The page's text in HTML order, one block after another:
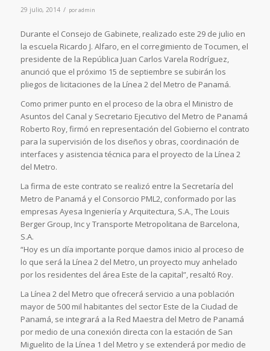
29 julio, 2014 / poradmin
Durante el Consejo de Gabinete, realizado este 29 de julio en
la escuela Ricardo J. Alfaro, en el corregimiento de Tocumen, el
presidente de la República Juan Carlos Varela Rodríguez,
anunció que el próximo 15 de septiembre se subirán los
pliegos de licitaciones de la Línea 2 del Metro de Panamá.
Como primer punto en el proceso de la obra el Ministro de
Asuntos del Canal y Secretario Ejecutivo del Metro de Panamá
Roberto Roy, firmó en representación del Gobierno el contrato
para la supervisión de los diseños y obras, coordinación de
interfaces y asistencia técnica para el proyecto de la Línea 2
del Metro.
La firma de este contrato se realizó entre la Secretaría del
Metro de Panamá y el Consorcio PML2, conformado por las
empresas Ayesa Ingeniería y Arquitectura, S.A., The Louis
Berger Group, Inc y Transporte Metropolitana de Barcelona,
S.A.
“Hoy es un día importante porque damos inicio al proceso de
lo que será la Línea 2 del Metro, un proyecto muy anhelado
por los residentes del área Este de la capital”, resaltó Roy.
La Línea 2 del Metro que ofrecerá servicio a una población
mayor de 500 mil habitantes del sector Este de la Ciudad de
Panamá, se integrará a la Red Maestra del Metro de Panamá
por medio de una conexión directa con la estación de San
Miguelito de la Línea 1 del Metro y se extenderá por medio de